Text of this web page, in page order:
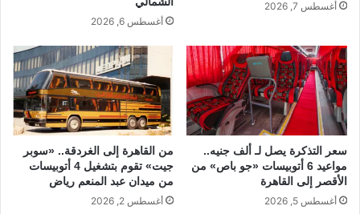
أغسطس 7, 2026
أغسطس 6, 2026
سعر التذكرة يصل لـ ألف جنيه..
مواعيد 6 أتوبيسات «جو باص» من
الأقصر إلى القاهرة
أغسطس 5, 2026
من القاهرة إلى الغردقة.. «سوبر
جيت» تقوم بتشغيل 4 أتوبيسات
من ميدان عبد المنعم رياض
أغسطس 2, 2026